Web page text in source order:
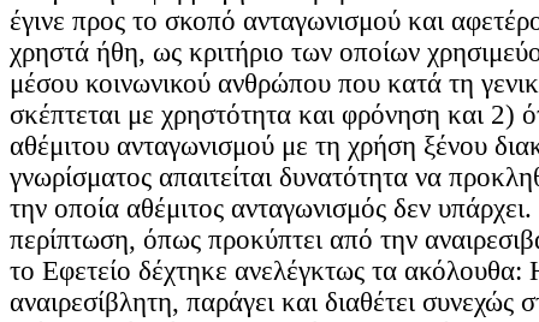
έγινε προς το σκοπό ανταγωνισμού και
χρηστά ήθη, ως κριτήριο των οποίων
μέσου κοινωνικού ανθρώπου που κατά τη
σκέπτεται με χρηστότητα και φρόνηση και 2)
αθέμιτου ανταγωνισμού με τη χρήση ξένου
γνωρίσματος απαιτείται δυνατότητα να
την οποία αθέμιτος ανταγωνισμός δεν
περίπτωση, όπως προκύπτει από την
το Εφετείο δέχτηκε ανελέγκτως τα
αναιρεσίβλητη, παράγει και διαθέτει συνεχώς